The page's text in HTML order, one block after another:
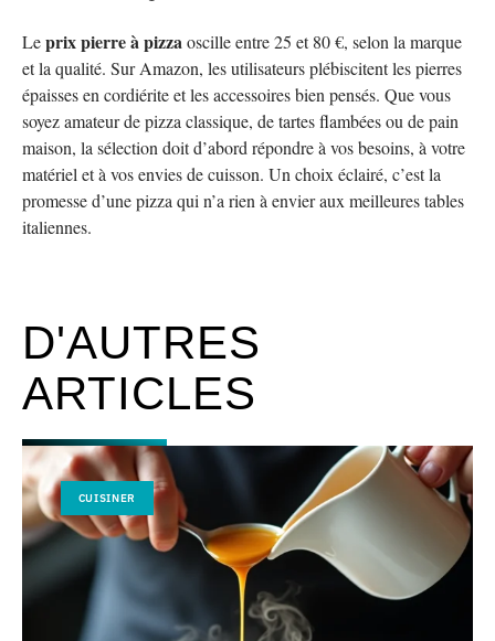
Leprix pierre à pizza oscille entre 25 et 80 €, selon la marque
et la qualité. Sur Amazon, les utilisateurs plébiscitent les pierres
épaisses en cordiérite et les accessoires bien pensés. Que vous
soyez amateur de pizza classique, de tartes flambées ou de pain
maison, la sélection doit d’abord répondre à vos besoins, à votre
matériel et à vos envies de cuisson. Un choix éclairé, c’est la
promesse d’une pizza qui n’a rien à envier aux meilleures tables
italiennes.
D'AUTRES
ARTICLES
CUISINER